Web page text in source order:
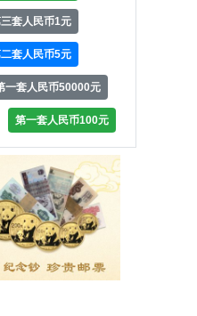
套人民币1元
套人民币5元
一套人民币50000元
第一套人民币100元